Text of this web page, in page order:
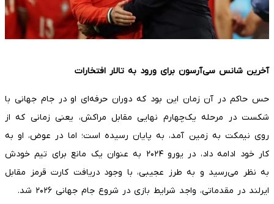
آخرین شانس سی‌آرسون برای ورود به تالار افتخارات
حس حاکم در آن زمان این بود که دوران حرفه‌ای او در جام جهانی با
شکست در مرحله یک‌چهارم نهایی مقابل مراکش، یعنی زمانی که از
روی نیمکت به زمین آمد، به پایان رسیده است؛ اما در عوض، او به
کار خود ادامه داد، در یورو ۲۰۲۴ به عنوان یک مانع برای تیم خودش
به نظر می‌رسید و به طرز عجیبی، با وجود دریافت کارت قرمز مقابل
ایرلند در مقدماتی، واجد شرایط بازی در شروع جام جهانی ۲۰۲۶ شد.